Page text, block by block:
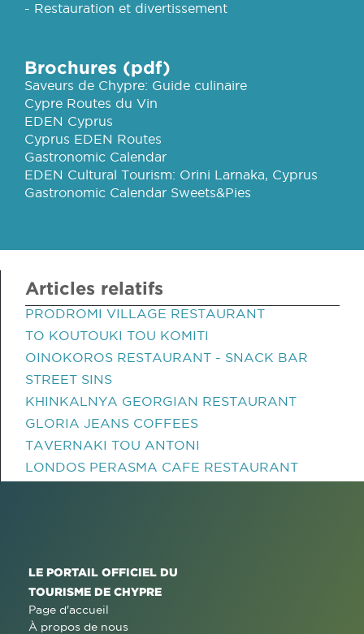
- Restauration et divertissement
Brochures (pdf)
Saveurs de Chypre: Guide culinaire
Cypre Routes du Vin
EDEN Cyprus
Cyprus EDEN Routes
Gastronomic Calendar
EDEN Cultural Tourism: Orini Larnaka, Cyprus
Gastronomic Calendar Sweets&Pies
Articles relatifs
PRODROMI VILLAGE RESTAURANT
TO KOUTOUKI TOU KOMITI
OINOKOROS RESTAURANT - SNACK BAR
STREET SINS
KHINKALNYA GEORGIAN RESTAURANT
GLORIA JEANS COFFEES
TAVERNAKI TOU ANTONI
LONDOS PERASMA CAFE RESTAURANT
LE PORTAIL OFFICIEL DU
TOURISME DE CHYPRE
Page d'accueil
À propos de nous